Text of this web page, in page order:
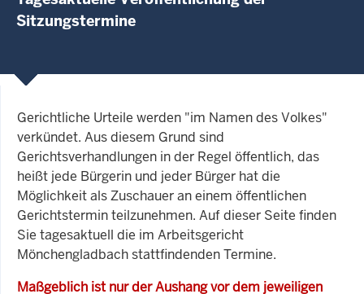
Sitzungstermine
Gerichtliche Urteile werden "im Namen des Volkes"
verkündet. Aus diesem Grund sind
Gerichtsverhandlungen in der Regel öffentlich, das
heißt jede Bürgerin und jeder Bürger hat die
Möglichkeit als Zuschauer an einem öffentlichen
Gerichtstermin teilzunehmen. Auf dieser Seite finden
Sie tagesaktuell die im Arbeitsgericht
Mönchengladbach stattfindenden Termine.
Maßgeblich ist nur der Aushang vor dem jeweiligen